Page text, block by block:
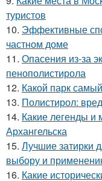
туристов
10. Эффективные
частном доме
11. Опасения из-за
пенополистирола
12. Какой парк
13. Полистирол:
14. Какие легенды и
Архангельска
15. Лучшие затирки
выбору и
16. Какие